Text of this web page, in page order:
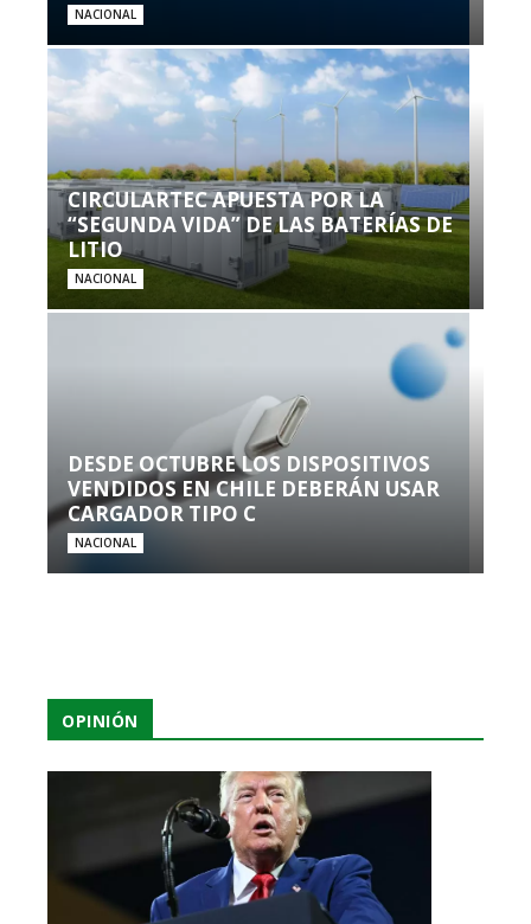
NACIONAL
CIRCULARTEC APUESTA POR LA
“SEGUNDA VIDA” DE LAS BATERÍAS DE
LITIO
NACIONAL
DESDE OCTUBRE LOS DISPOSITIVOS
VENDIDOS EN CHILE DEBERÁN USAR
CARGADOR TIPO C
NACIONAL
OPINIÓN